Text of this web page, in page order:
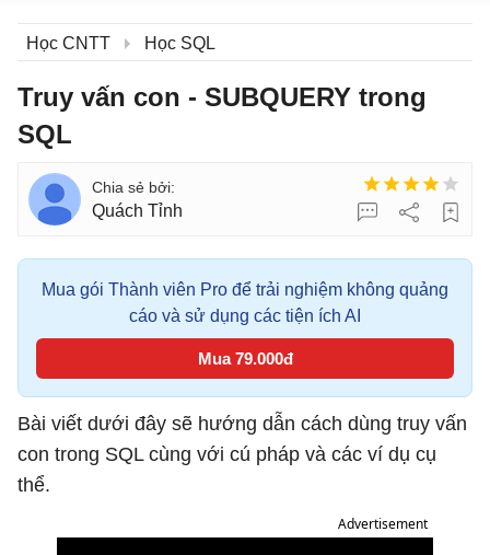
Học CNTT Học SQL
Truy vấn con - SUBQUERY trong
SQL
Quách Tỉnh
Mua gói Thành viên Pro để trải nghiệm không quảng
cáo và sử dụng các tiện ích AI
Mua 79.000đ
Bài viết dưới đây sẽ hướng dẫn cách dùng truy vấn
con trong SQL cùng với cú pháp và các ví dụ cụ
thể.
Advertisement